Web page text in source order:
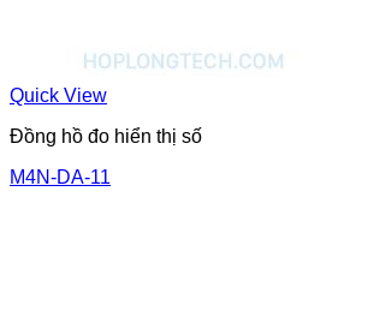
Quick View
Đồng hồ đo hiển thị số
M4N-DA-11